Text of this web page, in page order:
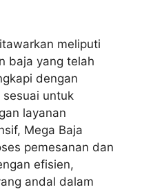
meliputi
baja yang telah
dengan
untuk
layanan
Mega Baja
pemesanan dan
efisien,
andal dalam